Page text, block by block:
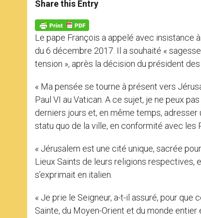
s
A
p
p
e
n
g
e
r
b
o
k
Share this Entry
Le pape François a appelé avec insistance
du 6 décembre 2017. Il a souhaité «
tension », après la décision du président
« Ma pensée se tourne à présent vers
Paul VI au Vatican. A ce sujet, je ne peux
derniers jours et, en même temps,
statu quo de la ville, en conformité avec les
« Jérusalem est une cité unique, sacrée
Lieux Saints de leurs religions respectives,
s’exprimait en italien.
« Je prie le Seigneur, a-t-il assuré, pour
Sainte, du Moyen-Orient et du monde